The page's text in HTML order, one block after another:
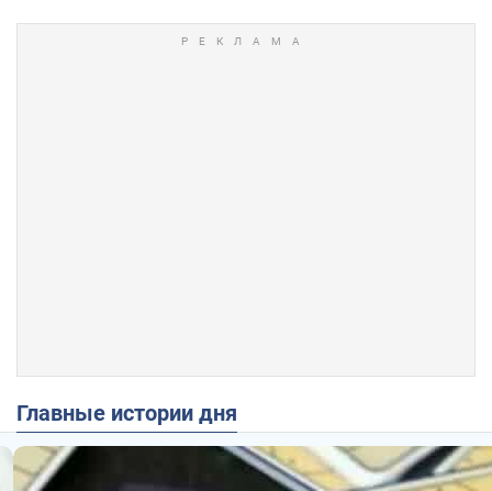
Главные истории дня